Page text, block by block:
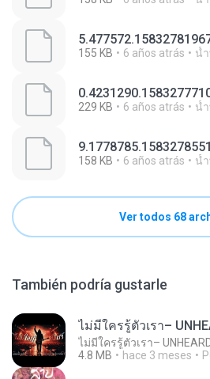
155 KB 6 años atrás นํ้า
229 KB 6 años atrás นํ้า
158 KB 6 años atrás นํ้า
Ver todos 68
También podría gustarle
4.8 MB
hace 3 meses